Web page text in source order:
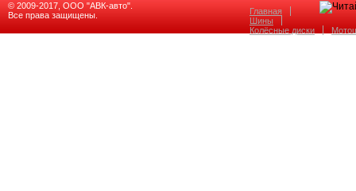
© 2009-2017, ООО "АВК-авто".
Все права защищены.
Главная
Шины
Колёсные диски